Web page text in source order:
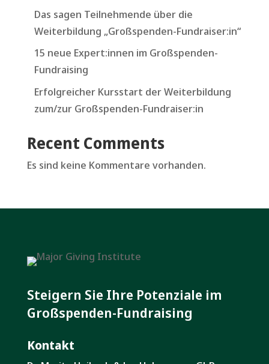
Das sagen Teilnehmende über die
Weiterbildung „Großspenden-Fundraiser:in“
15 neue Expert:innen im Großspenden-
Fundraising
Erfolgreicher Kursstart der Weiterbildung
zum/zur Großspenden-Fundraiser:in
Recent Comments
Es sind keine Kommentare vorhanden.
Steigern Sie Ihre Potenziale im
Großspenden-Fundraising
Kontakt